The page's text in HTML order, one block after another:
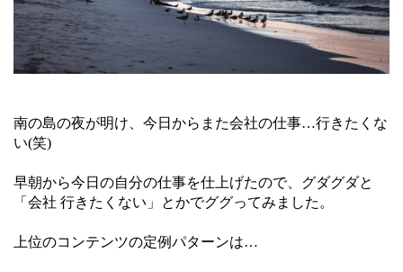
南の島の夜が明け、今日からまた会社の仕事…行きたくな
い(笑)
早朝から今日の自分の仕事を仕上げたので、グダグダと
「会社 行きたくない」とかでググってみました。
上位のコンテンツの定例パターンは…